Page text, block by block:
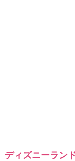
ディズニーラン